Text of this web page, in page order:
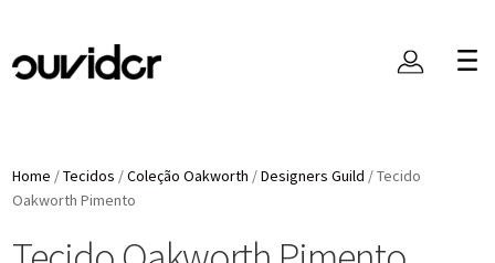
Home /Tecidos /Coleção Oakworth /Designers Guild /Tecido
Oakworth Pimento